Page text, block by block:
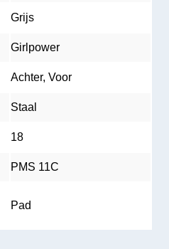
Grijs
Girlpower
Achter, Voor
Staal
18
PMS 11C
Pad